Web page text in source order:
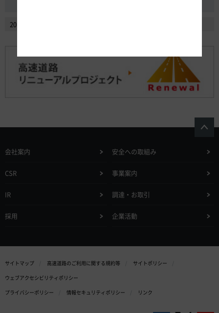
2014年2月以前のニュースリリースを見る
会社案内 安全への取組み
CSR 事業案内
IR 調達・お取引
採用 企業活動
サイトマップ 高速道路のご利用に関する規約等
サイトポリシー
ウェブアクセシビリティポリシー
プライバシーポリシー
情報セキュリティポリシー リンク